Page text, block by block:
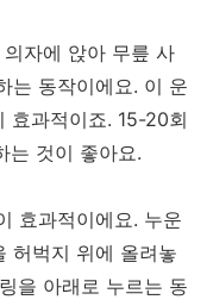
자에 앉아 무릎 사
는 동작이에요. 이 운
효과적이죠. 15-20회
는 것이 좋아요.
효과적이에요. 누운
허벅지 위에 올려놓
을 아래로 누르는 동